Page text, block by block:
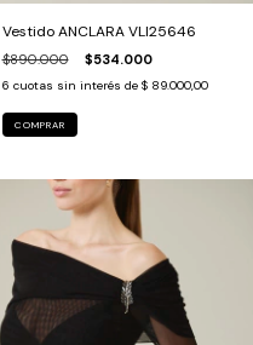
Vestido ANCLARA VLI25646
$890.000 $534.000
6 cuotas sin interés de $ 89.000,00
COMPRAR